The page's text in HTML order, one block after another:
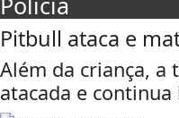
Pitbull ataca e
Além da criança, a
atacada e